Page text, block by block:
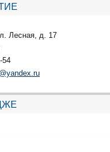
Лесная, д. 17
54